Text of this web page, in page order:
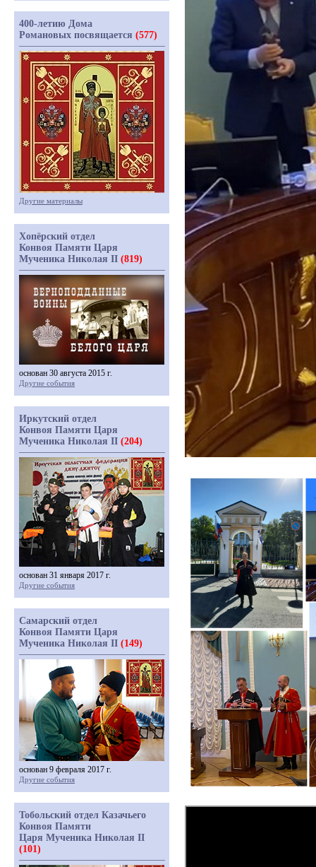
400-летию Дома
Романовых посвящается (577)
Другие материалы
Хопёрский отдел
Конвоя Памяти Царя
Мученика Николая II (819)
основан 30 августа 2015 г.
Другие события
Иркутский отдел
Конвоя Памяти Царя
Мученика Николая II (204)
основан 31 января 2017 г.
Другие события
Самарский отдел
Конвоя Памяти Царя
Мученика Николая II (149)
основан 9 февраля 2017 г.
Другие события
Тобольский отдел Казачьего
Конвоя Памяти
Царя Мученика Николая II
(101)